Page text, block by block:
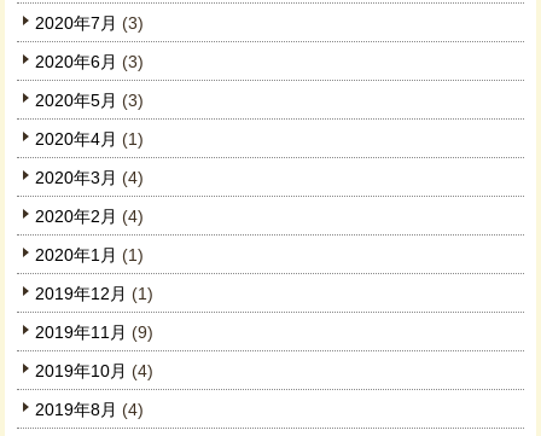
2020年7月 (3)
2020年6月 (3)
2020年5月 (3)
2020年4月 (1)
2020年3月 (4)
2020年2月 (4)
2020年1月 (1)
2019年12月 (1)
2019年11月 (9)
2019年10月 (4)
2019年8月 (4)